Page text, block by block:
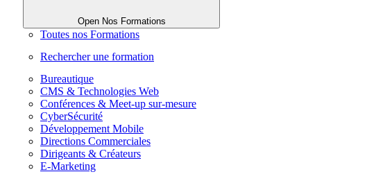
Open Nos Formations
Toutes nos Formations
Rechercher une formation
Bureautique
CMS & Technologies Web
Conférences & Meet-up sur-mesure
CyberSécurité
Développement Mobile
Directions Commerciales
Dirigeants & Créateurs
E-Marketing